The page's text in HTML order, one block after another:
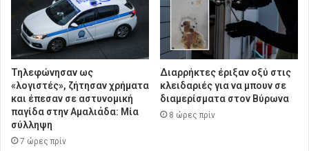
Τηλεφώνησαν ως
«λογιστές», ζήτησαν χρήματα
και έπεσαν σε αστυνομική
παγίδα στην Αμαλιάδα: Μία
σύλληψη
7 ώρες πρίν
Διαρρήκτες έριξαν οξύ στις
κλειδαριές για να μπουν σε
διαμερίσματα στον Βύρωνα
8 ώρες πρίν